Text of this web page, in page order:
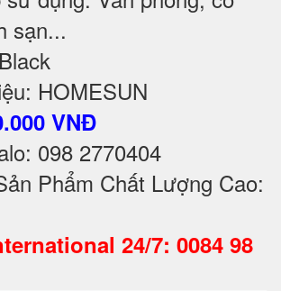
sạn...
HOMESUN
VNĐ
098 2770404
Phẩm Chất Lượng Cao:
24/7: 0084 98